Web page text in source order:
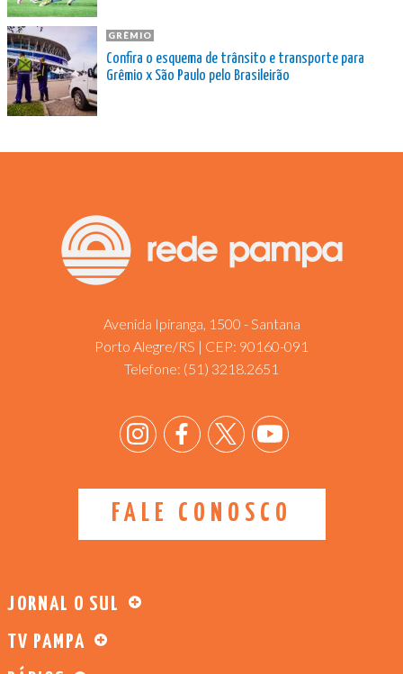
GRÊMIO
Confira o esquema de trânsito e transporte para
Grêmio x São Paulo pelo Brasileirão
Avenida Ipiranga, 1500 - Santana
Porto Alegre/RS | CEP: 90160-091
Telefone: (51) 3218.2651
FALE CONOSCO
JORNAL O SUL
TV PAMPA